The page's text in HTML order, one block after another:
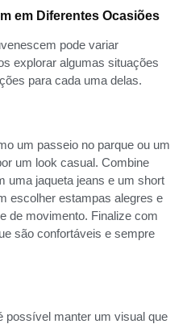
em Diferentes Ocasiões
pode variar
explorar algumas situações
para cada uma delas.
um passeio no parque ou um
um look casual. Combine
uma jaqueta jeans e um short
escolher estampas alegres e
de movimento. Finalize com
são confortáveis e sempre
possível manter um visual que